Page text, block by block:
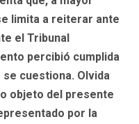
limita a reiterar ante
el Tribunal
percibió cumplida
cuestiona. Olvida
objeto del presente
por la